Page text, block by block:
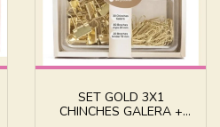
SET GOLD 3X1
CHINCHES GALERA +